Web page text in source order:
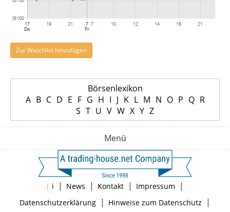
Zur Watchlist hinzufügen
Börsenlexikon
A B C D E F G H I J K L M N O P Q R
S T U V W X Y Z
Menü
| i | News | Kontakt | Impressum |
Datenschutzerklärung| Hinweise zum Datenschutz |